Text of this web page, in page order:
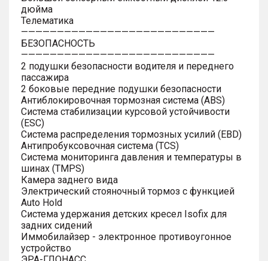
дюйма
Телематика
———————————————————————————
БЕЗОПАСНОСТЬ
———————————————————————————
2 подушки безопасности водителя и переднего
пассажира
2 боковые передние подушки безопасности
Антиблокировочная тормозная система (ABS)
Система стабилизации курсовой устойчивости
(ESC)
Система распределения тормозных усилий (EBD)
Антипробуксовочная система (TCS)
Система мониторинга давления и температуры в
шинах (TMPS)
Камера заднего вида
Электрический стояночный тормоз с функцией
Auto Hold
Система удержания детских кресел Isofix для
задних сидений
Иммобилайзер - электронное противоугонное
устройство